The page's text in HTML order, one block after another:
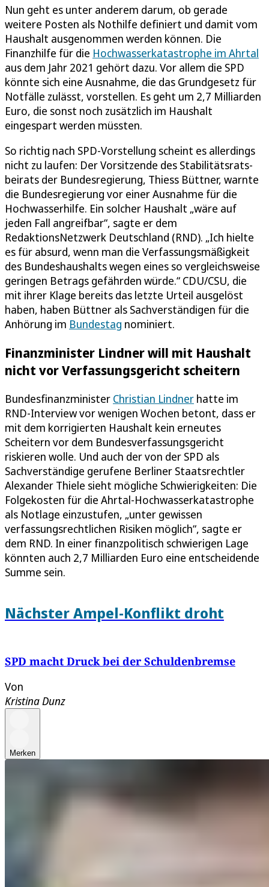
Nun geht es unter anderem darum, ob gerade
weitere Posten als Nothilfe definiert und damit vom
Haushalt ausgenommen werden können. Die
Finanzhilfe für die Hochwasser­katastrophe im Ahrtal
aus dem Jahr 2021 gehört dazu. Vor allem die SPD
könnte sich eine Ausnahme, die das Grundgesetz für
Notfälle zulässt, vorstellen. Es geht um 2,7 Milliarden
Euro, die sonst noch zusätzlich im Haushalt
eingespart werden müssten.
So richtig nach SPD-Vorstellung scheint es allerdings
nicht zu laufen: Der Vorsitzende des Stabilitätsrats­
beirats der Bundesregierung, Thiess Büttner, warnte
die Bundesregierung vor einer Ausnahme für die
Hochwasserhilfe. Ein solcher Haushalt „wäre auf
jeden Fall angreifbar“, sagte er dem
RedaktionsNetzwerk Deutschland (RND). „Ich hielte
es für absurd, wenn man die Verfassungsmäßigkeit
des Bundeshaushalts wegen eines so vergleichsweise
geringen Betrags gefährden würde.“ CDU/CSU, die
mit ihrer Klage bereits das letzte Urteil ausgelöst
haben, haben Büttner als Sachverständigen für die
Anhörung im Bundestag nominiert.
Finanzminister Lindner will mit Haushalt
nicht vor Verfassungsgericht scheitern
Bundesfinanzminister Christian Lindner hatte im
RND-Interview vor wenigen Wochen betont, dass er
mit dem korrigierten Haushalt kein erneutes
Scheitern vor dem Bundes­verfassungs­gericht
riskieren wolle. Und auch der von der SPD als
Sachverständige gerufene Berliner Staatsrechtler
Alexander Thiele sieht mögliche Schwierigkeiten: Die
Folgekosten für die Ahrtal-Hochwasserkatastrophe
als Notlage einzustufen, „unter gewissen
verfassungs­rechtlichen Risiken möglich“, sagte er
dem RND. In einer finanzpolitisch schwierigen Lage
könnten auch 2,7 Milliarden Euro eine entscheidende
Summe sein.
Nächster Ampel-Konflikt droht
SPD macht Druck bei der Schuldenbremse
Von
Kristina Dunz
Merken